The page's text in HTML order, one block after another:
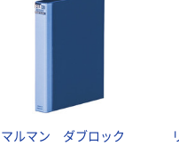
マルマン ダブロック